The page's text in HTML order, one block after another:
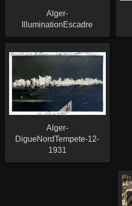
Alger-
IlluminationEscadre
Alger-
DigueNordTempete-12-
1931